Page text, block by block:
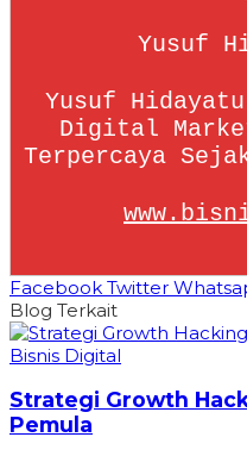
Yusuf
Yusuf
Digital
Terpercaya
Facebook Twitter
Blog Terkait
Bisnis Digital
Strategi Growth
Pemula